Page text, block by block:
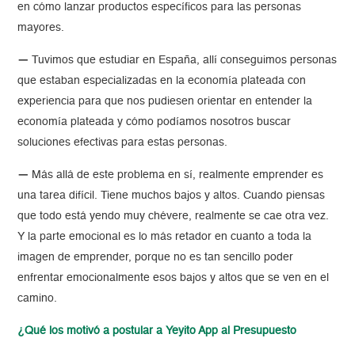
en cómo lanzar productos específicos para las personas
mayores.
—
Tuvimos que estudiar en España, allí conseguimos personas
que estaban especializadas en la economía plateada con
experiencia para que nos pudiesen orientar en entender la
economía plateada y cómo podíamos nosotros buscar
soluciones efectivas para estas personas.
— Más allá de este problema en sí, realmente emprender es
una tarea difícil. Tiene muchos bajos y altos. Cuando piensas
que todo está yendo muy chévere, realmente se cae otra vez.
Y la parte emocional es lo más retador en cuanto a toda la
imagen de emprender, porque no es tan sencillo poder
enfrentar emocionalmente esos bajos y altos que se ven en el
camino.
¿Qué los motivó a postular a Yeyito App al Presupuesto